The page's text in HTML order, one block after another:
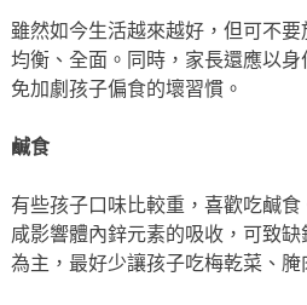
雖然如今生活越來越好，但可不
均衡、全面。同時，家長還應以
免加劇孩子偏食的壞習慣。
鹹食
有些孩子口味比較重，喜歡吃鹹
咸影響體內鋅元素的吸收，可致
為主，最好少讓孩子吃梅乾菜、